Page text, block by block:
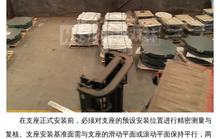
在支座正式安装前，必须对支座的预设安装位置进行精密测量与
复核。支座安装基准面需与支座的滑动平面或滚动平面保持平行，两